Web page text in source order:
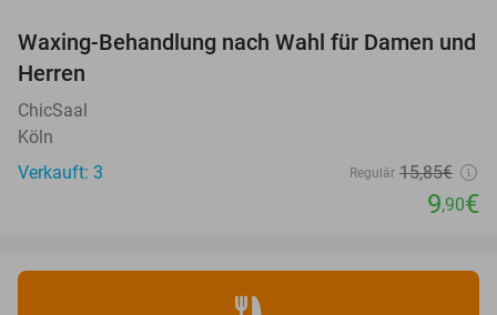
38%
NEW
TODAY
Waxing-Behandlung nach Wahl für Damen und
Herren
ChicSaal
Köln
Verkauft: 3
Regulär 15,85€
9,90€